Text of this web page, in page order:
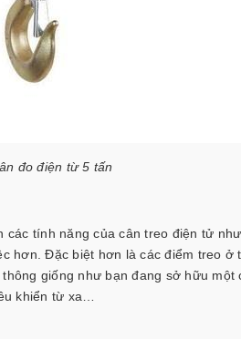
đo điện từ 5 tấn
tính năng của cân treo điện tử
hơn. Đặc biệt hơn là các điểm treo ở
giống như bạn đang sở hữu một
khiển từ xa…